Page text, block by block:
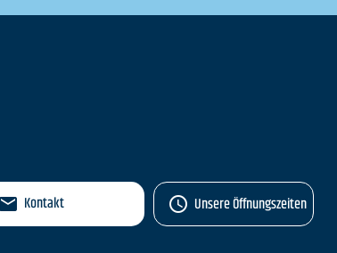
Kontakt Unsere Öffnungszeiten